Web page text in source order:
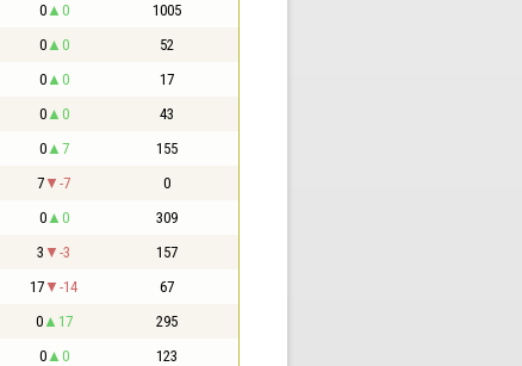
0 0 1005
0 0 52
0 0 17
0 0 43
0 7 155
7 -7 0
0 0 309
3 -3 157
17 -14 67
0 17 295
0 0 123